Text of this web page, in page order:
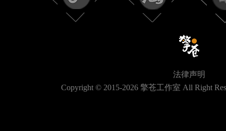
法律声明
Copyright © 2015-2026 擎苍工作室 All Right